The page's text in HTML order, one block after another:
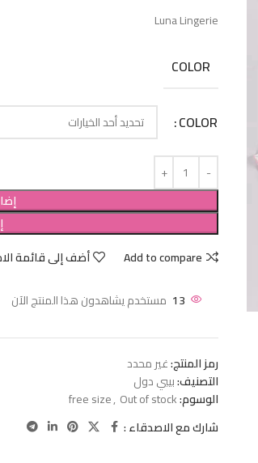
Luna Lingerie
COLOR
COLOR
Add to compare
أضف إلى قائمة
13 مستخدم يشاهدون هذا المنتج الآن
رمز المنتج:غير محدد
التصنيف:بيبي دول
الوسوم:
free size, Out of stock
شارك مع الاصدقاء :